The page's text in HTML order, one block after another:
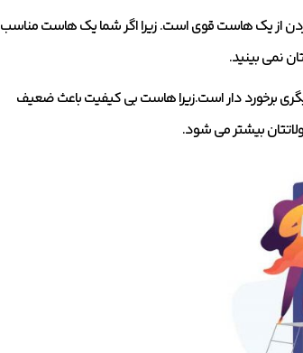
از یک هاست قوی است. زیرا اگر شما یک هاست مناسب
نمی بینید.
برخورد دار است.زیرا هاست بی کیفیت باعث ضعیف
بیشتر می شود.